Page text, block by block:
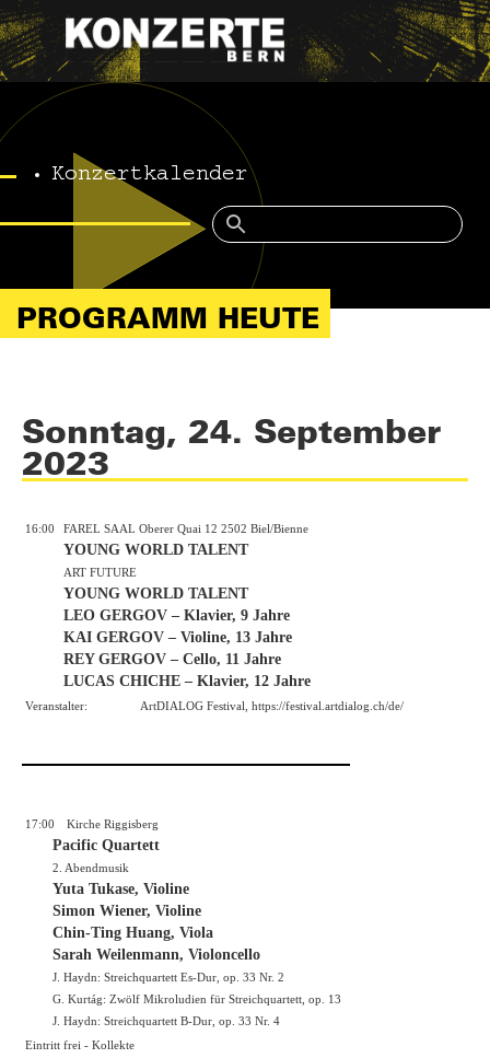
Konzertkalender
PROGRAMM HEUTE
Sonntag, 24. September
2023
16:00 FAREL SAAL Oberer Quai 12 2502 Biel/Bienne
YOUNG WORLD TALENT
ART FUTURE
YOUNG WORLD TALENT
LEO GERGOV – Klavier, 9 Jahre
KAI GERGOV – Violine, 13 Jahre
REY GERGOV – Cello, 11 Jahre
LUCAS CHICHE – Klavier, 12 Jahre
Veranstalter: ArtDIALOG Festival, https://festival.artdialog.ch/de/
17:00 Kirche Riggisberg
Pacific Quartett
2. Abendmusik
Yuta Tukase, Violine
Simon Wiener, Violine
Chin-Ting Huang, Viola
Sarah Weilenmann, Violoncello
J. Haydn: Streichquartett Es-Dur, op. 33 Nr. 2
G. Kurtág: Zwölf Mikroludien für Streichquartett, op. 13
J. Haydn: Streichquartett B-Dur, op. 33 Nr. 4
Eintritt frei - Kollekte